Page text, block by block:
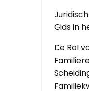
Gids in
De Rol